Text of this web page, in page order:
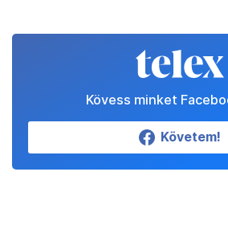
Kövess minket
Követem!